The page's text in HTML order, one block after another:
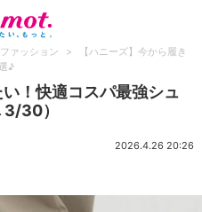
ファッション >
【ハニーズ】今から履き
♪
い！快適コスパ最強シュ
30）
2026.4.26 20:26